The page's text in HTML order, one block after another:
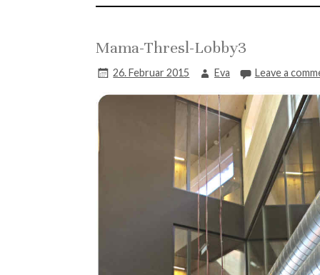
Mama-Thresl-Lobby3
26. Februar 2015 Eva Leave a